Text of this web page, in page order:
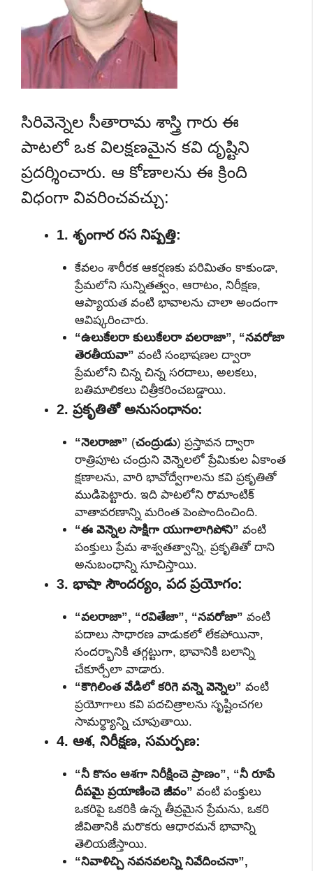
సిరివెన్నెల సీతారామ శాస్త్రి గారు ఈ
పాటలో ఒక విలక్షణమైన కవి దృష్టిని
ప్రదర్శించారు. ఆ కోణాలను ఈ క్రింది
విధంగా వివరించవచ్చు:
1. శృంగార రస నిష్పత్తి:
కేవలం శారీరక ఆకర్షణకు పరిమితం కాకుండా,
ప్రేమలోని సున్నితత్వం, ఆరాటం, నిరీక్షణ,
ఆప్యాయత వంటి భావాలను చాలా అందంగా
ఆవిష్కరించారు.
“ఉలుకేలరా కులుకేలరా వలరాజా”, “నవరోజా
తెరతీయవా” వంటి సంభాషణల ద్వారా
ప్రేమలోని చిన్న చిన్న సరదాలు, అలకలు,
బతిమాలికలు చిత్రీకరించబడ్డాయి.
2. ప్రకృతితో అనుసంధానం:
“నెలరాజా” (చంద్రుడు) ప్రస్తావన ద్వారా
రాత్రిపూట చంద్రుని వెన్నెలలో ప్రేమికుల ఏకాంత
క్షణాలను, వారి భావోద్వేగాలను కవి ప్రకృతితో
ముడిపెట్టారు. ఇది పాటలోని రొమాంటిక్
వాతావరణాన్ని మరింత పెంపొందించింది.
“ఈ వెన్నెల సాక్షిగా యుగాలాగిపోని” వంటి
పంక్తులు ప్రేమ శాశ్వతత్వాన్ని, ప్రకృతితో దాని
అనుబంధాన్ని సూచిస్తాయి.
3. భాషా సౌందర్యం, పద ప్రయోగం:
“వలరాజా”, “రవితేజా”, “నవరోజా” వంటి
పదాలు సాధారణ వాడుకలో లేకపోయినా,
సందర్భానికి తగ్గట్టుగా, భావానికి బలాన్ని
చేకూర్చేలా వాడారు.
“కౌగిలింత వేడిలో కరిగె వన్నె వెన్నెల” వంటి
ప్రయోగాలు కవి పదచిత్రాలను సృష్టించగల
సామర్థ్యాన్ని చూపుతాయి.
4. ఆశ, నిరీక్షణ, సమర్పణ:
“నీ కొసం ఆశగా నిరీక్షించె ప్రాణం”, “నీ రూపే
దీపమై ప్రయాణించె జీవం” వంటి పంక్తులు
ఒకరిపై ఒకరికి ఉన్న తీవ్రమైన ప్రేమను, ఒకరి
జీవితానికి మరొకరు ఆధారమనే భావాన్ని
తెలియజేస్తాయి.
“నివాళిచ్చి నవనవలన్ని నివేదించనా”,